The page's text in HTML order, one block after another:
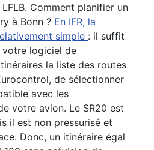
Comment planifier un
à Bonn ? En IFR, la
simple : il suffit
votre logiciel de
la liste des routes
de sélectionner
avec les
votre avion. Le SR20 est
il est non pressurisé et
Donc, un itinéraire égal